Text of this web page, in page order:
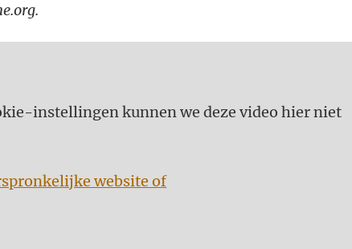
instellingen kunnen we deze video hier niet
website of